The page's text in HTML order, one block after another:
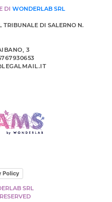
DI WONDERLAB SRL
TRIBUNALE DI SALERNO N.
3
Policy
SRL